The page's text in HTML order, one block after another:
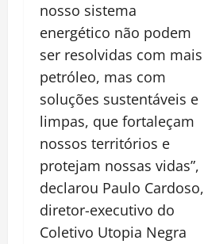
nosso sistema
energético não podem
ser resolvidas com mais
petróleo, mas com
soluções sustentáveis e
limpas, que fortaleçam
nossos territórios e
protejam nossas vidas”,
declarou Paulo Cardoso,
diretor-executivo do
Coletivo Utopia Negra